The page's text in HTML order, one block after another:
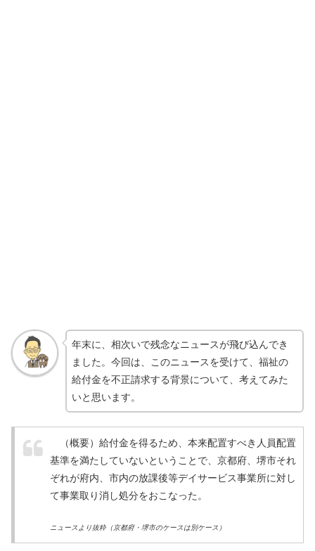
年末に、相次いで残念なニュースが飛び込んでき
ました。今回は、このニュースを受けて、福祉の
給付金を不正請求する背景について、考えてみた
いと思います。
（概要）給付金を得るため、本来配置すべき人員配置
基準を満たしていないということで、京都府、堺市それ
ぞれが府内、市内の放課後等デイサービス事業所に対し
て事業取り消し処分をおこなった。
ニュースより抜粋（京都府・堺市のケースは別ケース）